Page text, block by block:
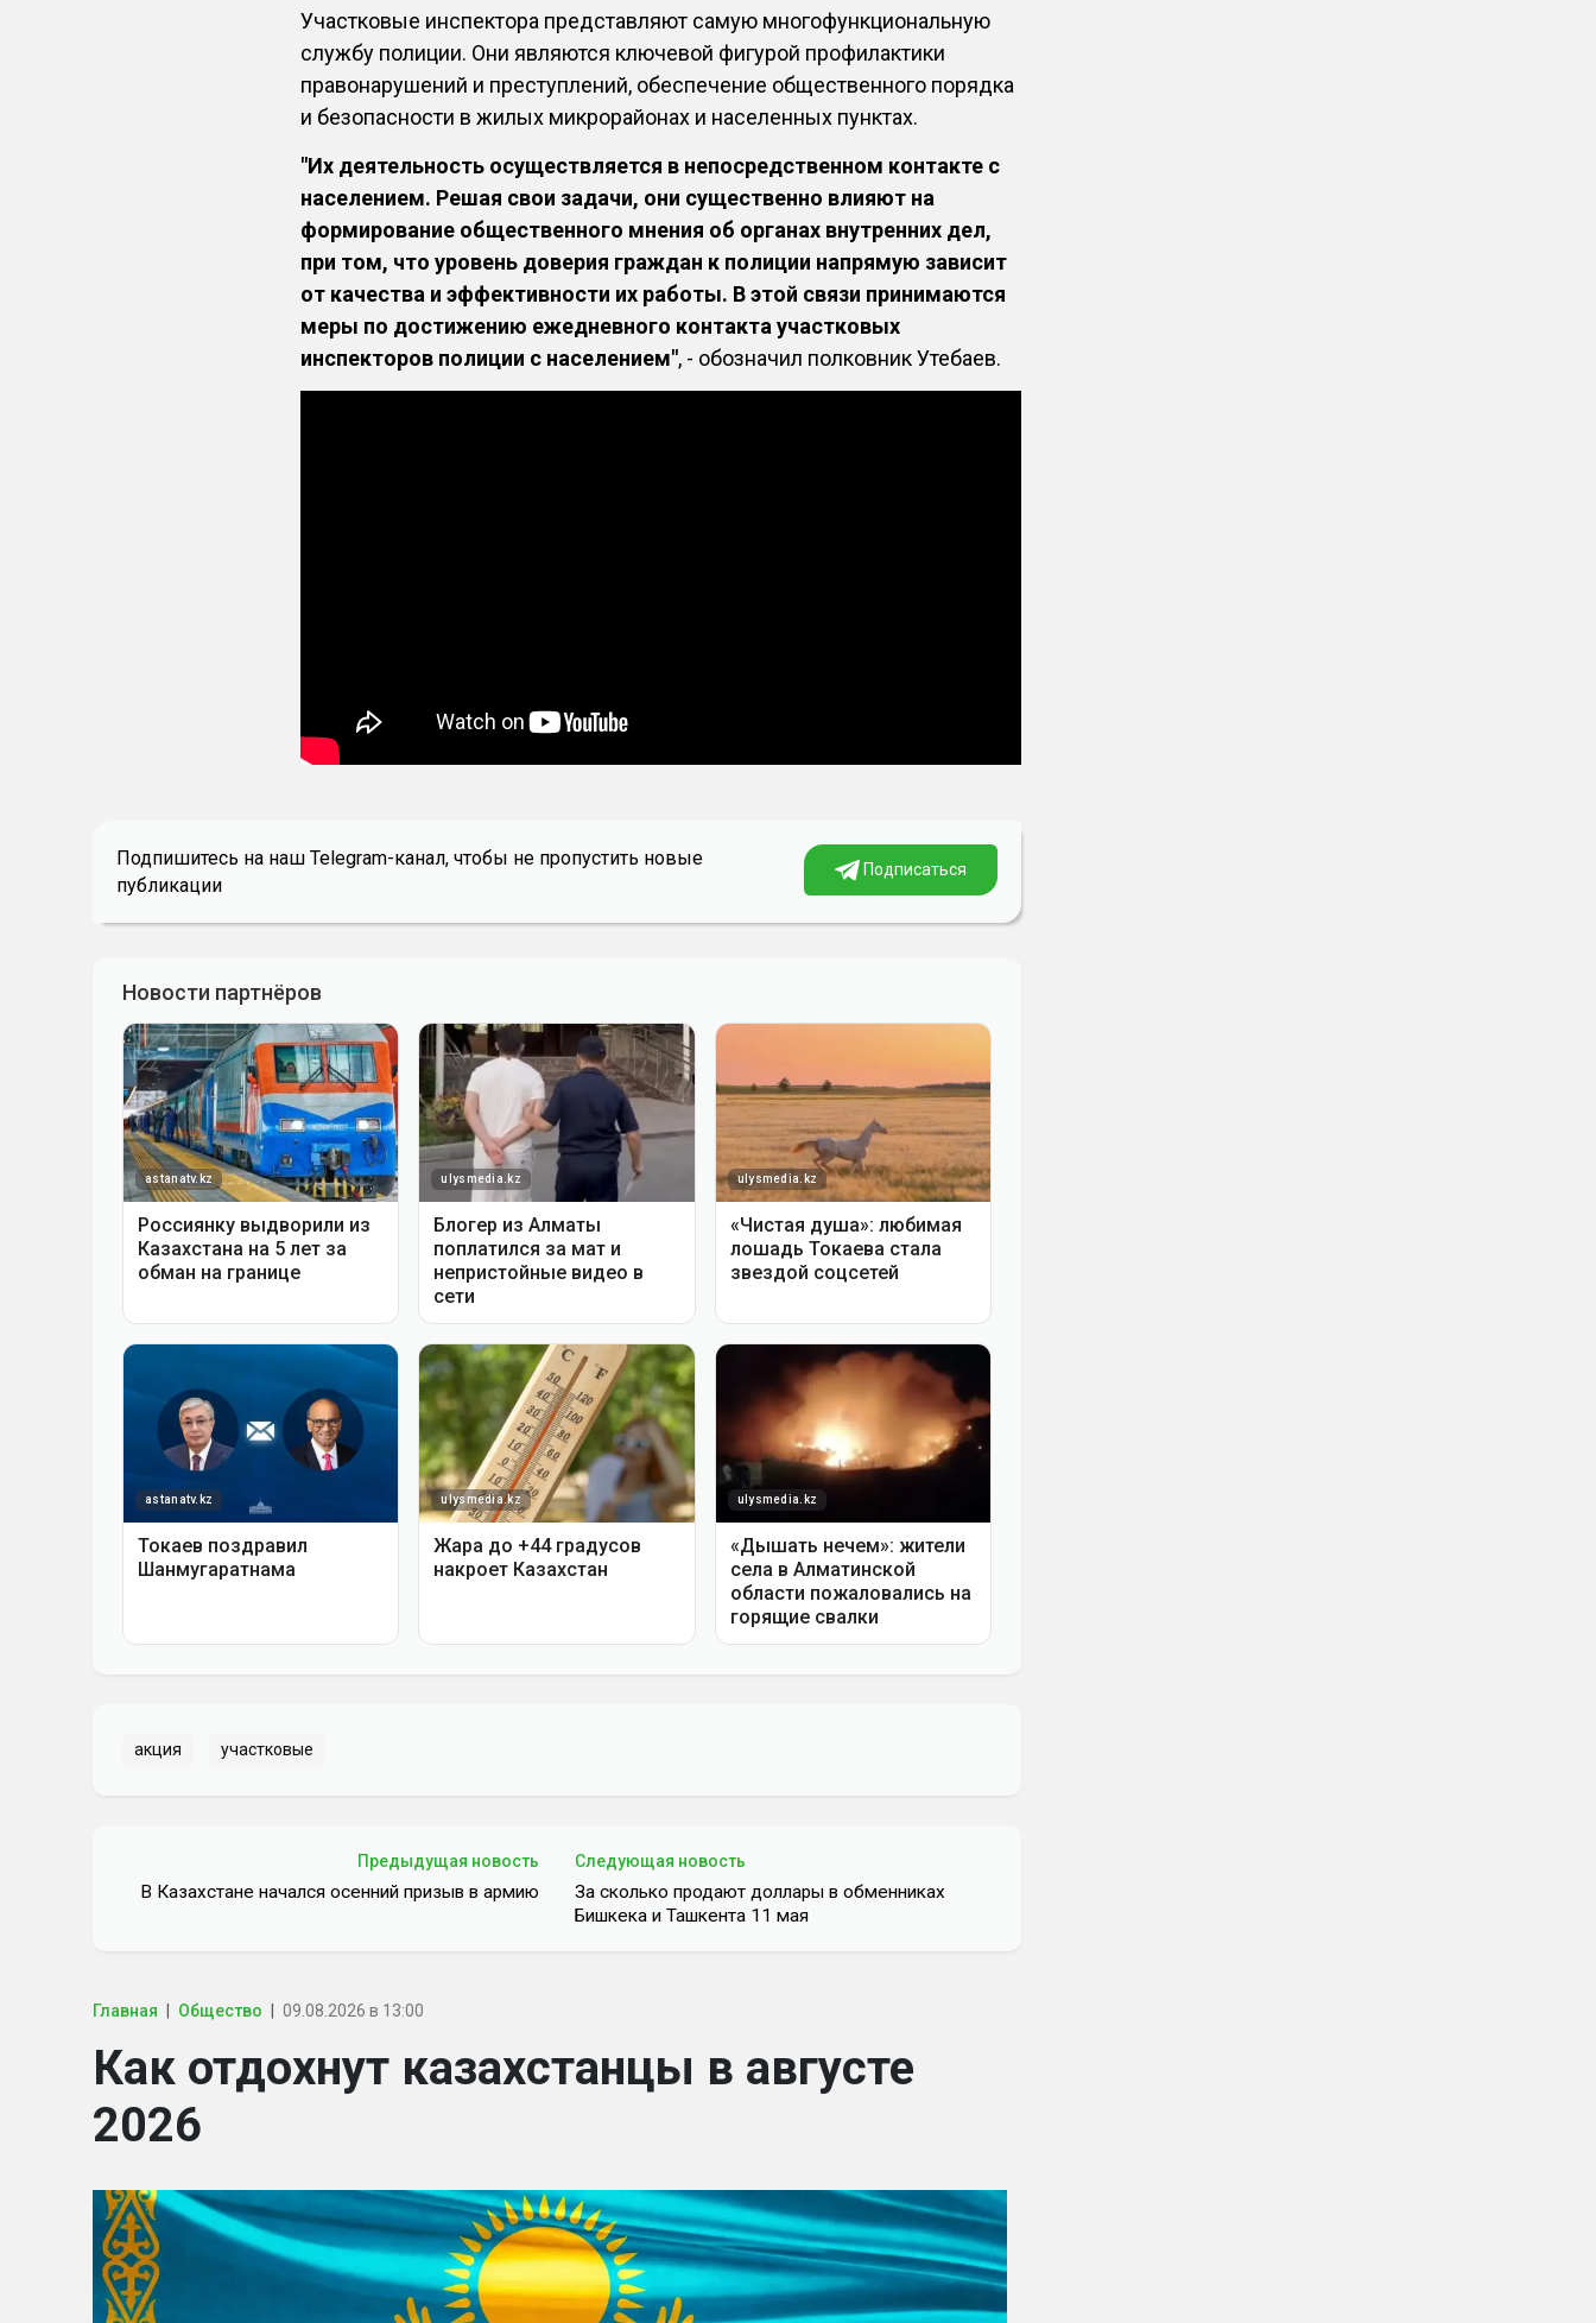
Участковые инспектора представляют самую многофункциональную
службу полиции. Они являются ключевой фигурой профилактики
правонарушений и преступлений, обеспечение общественного порядка
и безопасности в жилых микрорайонах и населенных пунктах.
"Их деятельность осуществляется в непосредственном контакте с
населением. Решая свои задачи, они существенно влияют на
формирование общественного мнения об органах внутренних дел,
при том, что уровень доверия граждан к полиции напрямую зависит
от качества и эффективности их работы. В этой связи принимаются
меры по достижению ежедневного контакта участковых
инспекторов полиции с населением", - обозначил полковник Утебаев.
Подпишитесь на наш Telegram-канал, чтобы не пропустить новые
публикации
Подписаться
акция участковые
Предыдущая новость
В Казахстане начался осенний призыв в армию
Следующая новость
За сколько продают доллары в обменниках
Бишкека и Ташкента 11 мая
Главная Общество 09.08.2026 в 13:00
Как отдохнут казахстанцы в августе
2026